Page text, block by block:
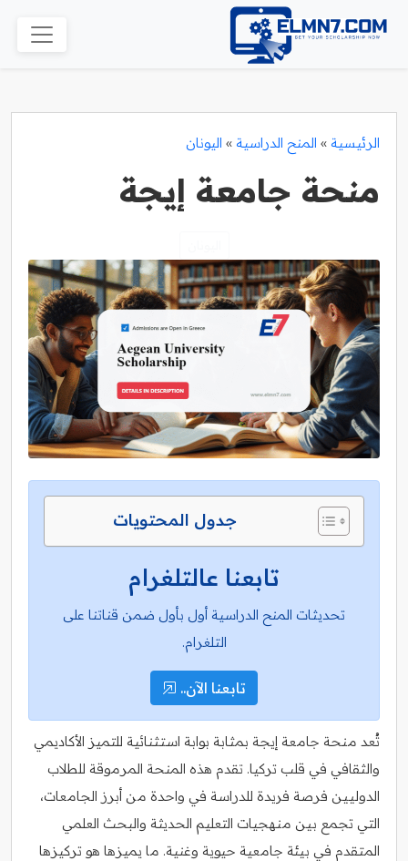
الرئيسية » المنح الدراسية » اليونان
منحة جامعة إيجة
جدول المحتويات
تابعنا عالتلغرام
تحديثات المنح الدراسية أول بأول ضمن قناتنا على
التلغرام.
تابعنا الآن..
تُعد منحة جامعة إيجة بمثابة بوابة استثنائية للتميز الأكاديمي
والثقافي في قلب تركيا. تقدم هذه المنحة المرموقة للطلاب
الدوليين فرصة فريدة للدراسة في واحدة من أبرز الجامعات،
التي تجمع بين منهجيات التعليم الحديثة والبحث العلمي
المتقدم في بيئة جامعية حيوية وغنية. ما يميزها هو تركيزها